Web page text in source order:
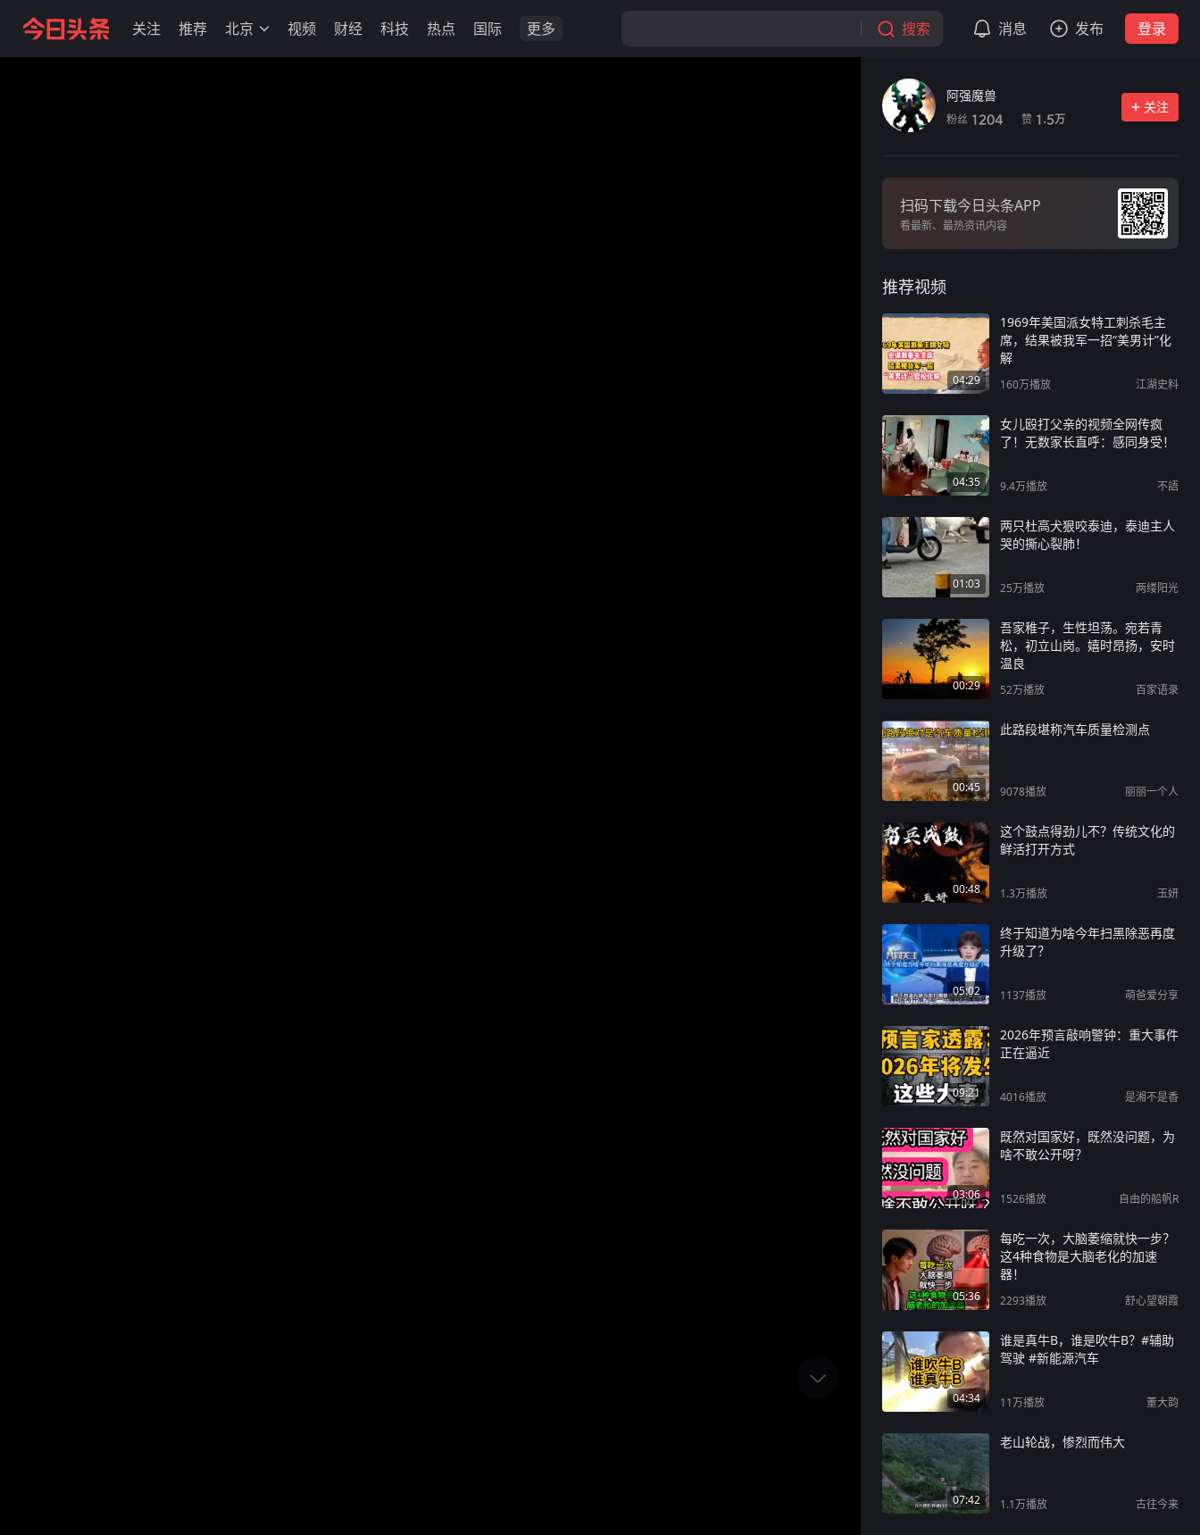
关注 推荐 北京 视频 财经 科技 热点 国际 更多 搜索 消息 发布 登录
阿强魔兽
粉丝 1204 赞 1.5万
关注
扫码下载今日头条APP
看最新、最热资讯内容
推荐视频
04:29
1969年美国派女特工刺杀毛主
席，结果被我军一招“美男计”化
解
160万播放 江湖史料
04:35
女儿殴打父亲的视频全网传疯
了！无数家长直呼：感同身受！
9.4万播放 不語
01:03
两只杜高犬狠咬泰迪，泰迪主人
哭的撕心裂肺！
25万播放 两缕阳光
00:29
吾家稚子，生性坦荡。宛若青
松，初立山岗。嬉时昂扬，安时
温良
52万播放 百家语录
00:45
此路段堪称汽车质量检测点
9078播放 丽丽一个人
00:48
这个鼓点得劲儿不？传统文化的
鲜活打开方式
1.3万播放 玉妍
05:02
终于知道为啥今年扫黑除恶再度
升级了？
1137播放 萌爸爱分享
09:21
2026年预言敲响警钟：重大事件
正在逼近
4016播放 是湘不是香
03:06
既然对国家好，既然没问题，为
啥不敢公开呀？
1526播放 自由的船帆R
05:36
每吃一次，大脑萎缩就快一步？
这4种食物是大脑老化的加速
器！
2293播放 舒心望朝霞
04:34
谁是真牛B，谁是吹牛B？#辅助
驾驶 #新能源汽车
11万播放 董大韵
07:42
老山轮战，惨烈而伟大
1.1万播放 古往今来